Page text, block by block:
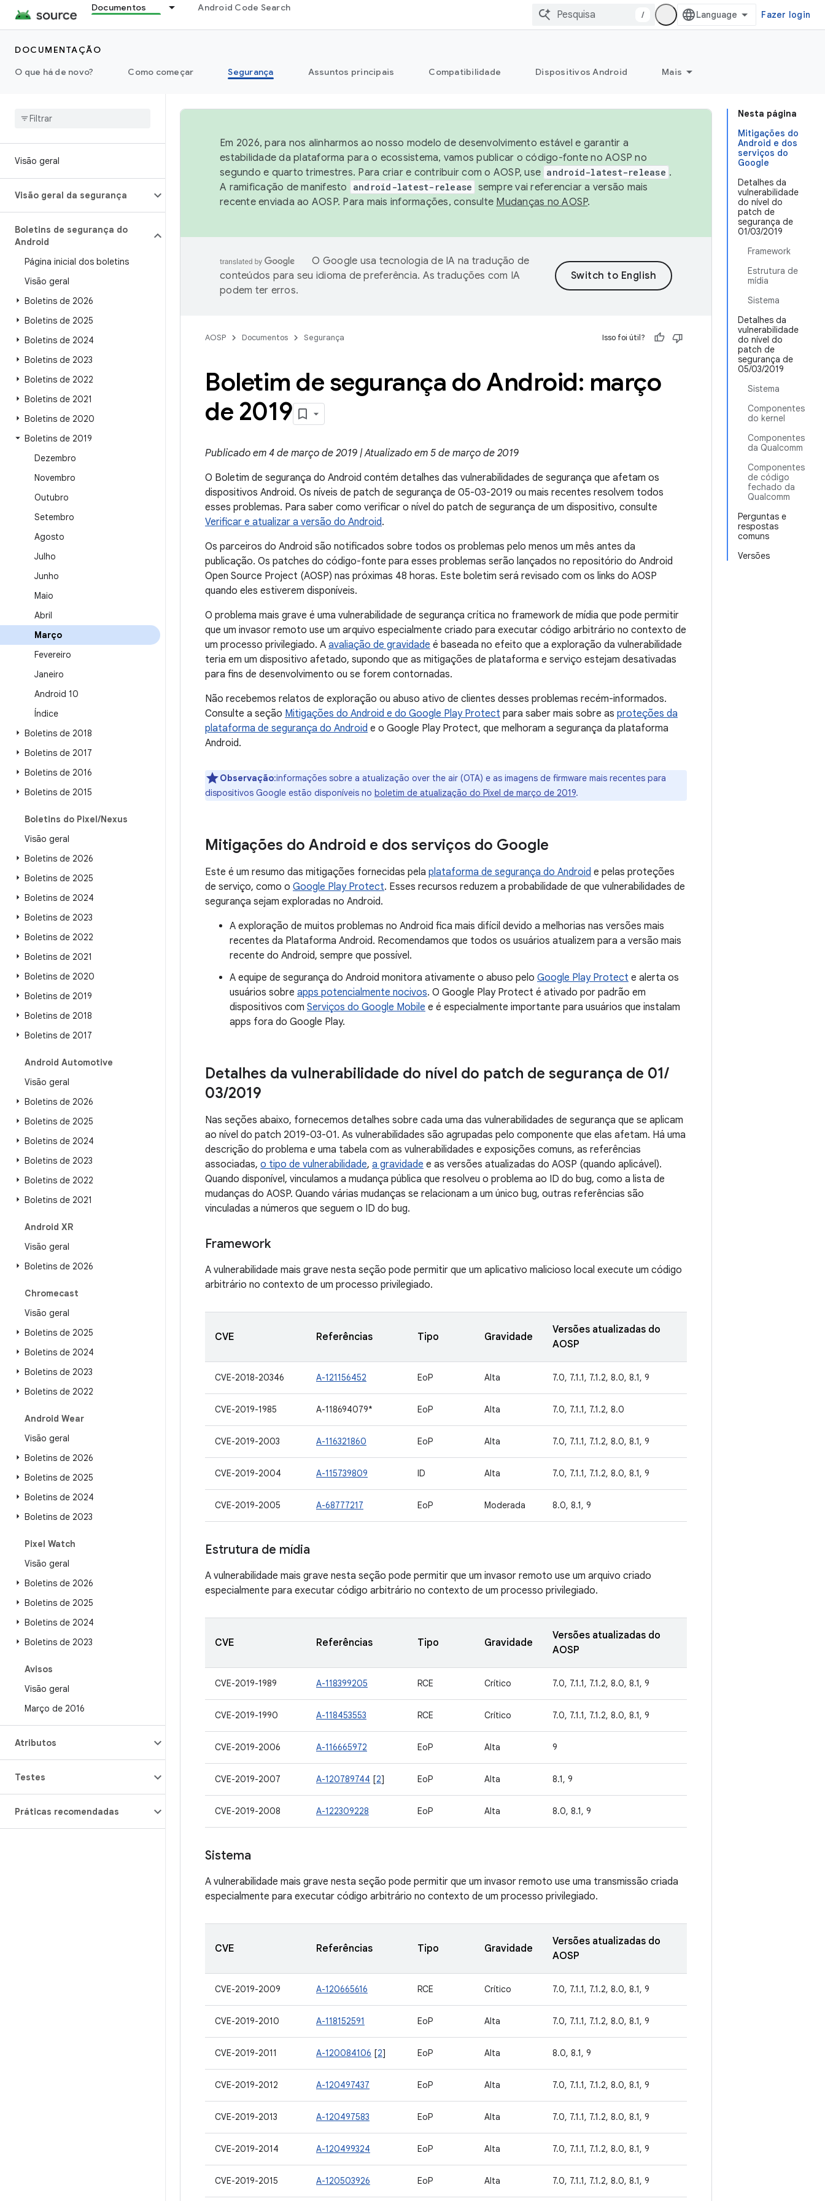
Documentos Android Code Search
/ Fazer login
DOCUMENTAÇÃO
O que há de novo?
Como começar Segurança Assuntos principais Compatibilidade Dispositivos Android Mais
Visão geral
Visão geral da segurança
Boletins de segurança do
Android
Página inicial dos boletins
Visão geral
Boletins de 2026
Boletins de 2025
Boletins de 2024
Boletins de 2023
Boletins de 2022
Boletins de 2021
Boletins de 2020
Boletins de 2019
Dezembro
Novembro
Outubro
Setembro
Agosto
Julho
Junho
Maio
Abril
Março
Fevereiro
Janeiro
Android 10
Índice
Boletins de 2018
Boletins de 2017
Boletins de 2016
Boletins de 2015
Boletins do Pixel/Nexus
Visão geral
Boletins de 2026
Boletins de 2025
Boletins de 2024
Boletins de 2023
Boletins de 2022
Boletins de 2021
Boletins de 2020
Boletins de 2019
Boletins de 2018
Boletins de 2017
Android Automotive
Visão geral
Boletins de 2026
Boletins de 2025
Boletins de 2024
Boletins de 2023
Boletins de 2022
Boletins de 2021
Android XR
Visão geral
Boletins de 2026
Chromecast
Visão geral
Boletins de 2025
Boletins de 2024
Boletins de 2023
Boletins de 2022
Android Wear
Visão geral
Boletins de 2026
Boletins de 2025
Boletins de 2024
Boletins de 2023
Pixel Watch
Visão geral
Boletins de 2026
Boletins de 2025
Boletins de 2024
Boletins de 2023
Avisos
Visão geral
Março de 2016
Atributos
Testes
Práticas recomendadas
Nesta página
Mitigações do
Android e dos
serviços do
Google
Detalhes da
vulnerabilidade
do nível do
patch de
segurança de
01/03/2019
Framework
Estrutura de
mídia
Sistema
Detalhes da
vulnerabilidade
do nível do
patch de
segurança de
05/03/2019
Sistema
Componentes
do kernel
Componentes
da Qualcomm
Componentes
de código
fechado da
Qualcomm
Perguntas e
respostas
comuns
Versões
Em 2026, para nos alinharmos ao nosso modelo de desenvolvimento estável e garantir a
estabilidade da plataforma para o ecossistema, vamos publicar o código-fonte no AOSP no
segundo e quarto trimestres. Para criar e contribuir com o AOSP, use android-latest-release .
A ramificação de manifesto
android-latest-release sempre vai referenciar a versão mais
recente enviada ao AOSP. Para mais informações, consulte Mudanças no AOSP.
O Google usa tecnologia de IA na tradução de
conteúdos para seu idioma de preferência. As traduções com IA
podem ter erros.
AOSP Documentos Segurança Isso foi útil?
Boletim de segurança do Android: março
de 2019
Publicado em 4 de março de 2019 | Atualizado em 5 de março de 2019
O Boletim de segurança do Android contém detalhes das vulnerabilidades de segurança que afetam os
dispositivos Android. Os níveis de patch de segurança de 05-03-2019 ou mais recentes resolvem todos
esses problemas. Para saber como verificar o nível do patch de segurança de um dispositivo, consulte
Verificar e atualizar a versão do Android.
Os parceiros do Android são notificados sobre todos os problemas pelo menos um mês antes da
publicação. Os patches do código-fonte para esses problemas serão lançados no repositório do Android
Open Source Project (AOSP) nas próximas 48 horas. Este boletim será revisado com os links do AOSP
quando eles estiverem disponíveis.
O problema mais grave é uma vulnerabilidade de segurança crítica no framework de mídia que pode permitir
que um invasor remoto use um arquivo especialmente criado para executar código arbitrário no contexto de
um processo privilegiado. A avaliação de gravidade é baseada no efeito que a exploração da vulnerabilidade
teria em um dispositivo afetado, supondo que as mitigações de plataforma e serviço estejam desativadas
para fins de desenvolvimento ou se forem contornadas.
Não recebemos relatos de exploração ou abuso ativo de clientes desses problemas recém-informados.
Consulte a seção Mitigações do Android e do Google Play Protect para saber mais sobre as proteções da
plataforma de segurança do Android e o Google Play Protect, que melhoram a segurança da plataforma
Android.
Observação:informações sobre a atualização over the air (OTA) e as imagens de firmware mais recentes para
dispositivos Google estão disponíveis no boletim de atualização do Pixel de março de 2019.
Mitigações do Android e dos serviços do Google
Este é um resumo das mitigações fornecidas pela plataforma de segurança do Android e pelas proteções
de serviço, como o Google Play Protect. Esses recursos reduzem a probabilidade de que vulnerabilidades de
segurança sejam exploradas no Android.
A exploração de muitos problemas no Android fica mais difícil devido a melhorias nas versões mais
recentes da Plataforma Android. Recomendamos que todos os usuários atualizem para a versão mais
recente do Android, sempre que possível.
A equipe de segurança do Android monitora ativamente o abuso pelo Google Play Protect e alerta os
usuários sobre apps potencialmente nocivos. O Google Play Protect é ativado por padrão em
dispositivos com Serviços do Google Mobile e é especialmente importante para usuários que instalam
apps fora do Google Play.
Detalhes da vulnerabilidade do nível do patch de segurança de 01/
03/2019
Nas seções abaixo, fornecemos detalhes sobre cada uma das vulnerabilidades de segurança que se aplicam
ao nível do patch 2019-03-01. As vulnerabilidades são agrupadas pelo componente que elas afetam. Há uma
descrição do problema e uma tabela com as vulnerabilidades e exposições comuns, as referências
associadas, o tipo de vulnerabilidade, a gravidade e as versões atualizadas do AOSP (quando aplicável).
Quando disponível, vinculamos a mudança pública que resolveu o problema ao ID do bug, como a lista de
mudanças do AOSP. Quando várias mudanças se relacionam a um único bug, outras referências são
vinculadas a números que seguem o ID do bug.
Framework
A vulnerabilidade mais grave nesta seção pode permitir que um aplicativo malicioso local execute um código
arbitrário no contexto de um processo privilegiado.
CVE Referências Tipo Gravidade
Versões atualizadas do
AOSP
CVE-2018-20346 A-121156452 EoP Alta 7.0, 7.1.1, 7.1.2, 8.0, 8.1, 9
CVE-2019-1985 A-118694079* EoP Alta 7.0, 7.1.1, 7.1.2, 8.0
CVE-2019-2003 A-116321860 EoP Alta 7.0, 7.1.1, 7.1.2, 8.0, 8.1, 9
CVE-2019-2004 A-115739809 ID Alta 7.0, 7.1.1, 7.1.2, 8.0, 8.1, 9
CVE-2019-2005 A-68777217 EoP Moderada 8.0, 8.1, 9
Estrutura de mídia
A vulnerabilidade mais grave nesta seção pode permitir que um invasor remoto use um arquivo criado
especialmente para executar código arbitrário no contexto de um processo privilegiado.
CVE Referências Tipo Gravidade
Versões atualizadas do
AOSP
CVE-2019-1989 A-118399205 RCE Crítico 7.0, 7.1.1, 7.1.2, 8.0, 8.1, 9
CVE-2019-1990 A-118453553 RCE Crítico 7.0, 7.1.1, 7.1.2, 8.0, 8.1, 9
CVE-2019-2006 A-116665972 EoP Alta 9
CVE-2019-2007 A-120789744 [2] EoP Alta 8.1, 9
CVE-2019-2008 A-122309228 EoP Alta 8.0, 8.1, 9
Sistema
A vulnerabilidade mais grave nesta seção pode permitir que um invasor remoto use uma transmissão criada
especialmente para executar código arbitrário no contexto de um processo privilegiado.
CVE Referências Tipo Gravidade
Versões atualizadas do
AOSP
CVE-2019-2009 A-120665616 RCE Crítico 7.0, 7.1.1, 7.1.2, 8.0, 8.1, 9
CVE-2019-2010 A-118152591 EoP Alta 7.0, 7.1.1, 7.1.2, 8.0, 8.1, 9
CVE-2019-2011 A-120084106 [2] EoP Alta 8.0, 8.1, 9
CVE-2019-2012 A-120497437 EoP Alta 7.0, 7.1.1, 7.1.2, 8.0, 8.1, 9
CVE-2019-2013 A-120497583 EoP Alta 7.0, 7.1.1, 7.1.2, 8.0, 8.1, 9
CVE-2019-2014 A-120499324 EoP Alta 7.0, 7.1.1, 7.1.2, 8.0, 8.1, 9
CVE-2019-2015 A-120503926 EoP Alta 7.0, 7.1.1, 7.1.2, 8.0, 8.1, 9